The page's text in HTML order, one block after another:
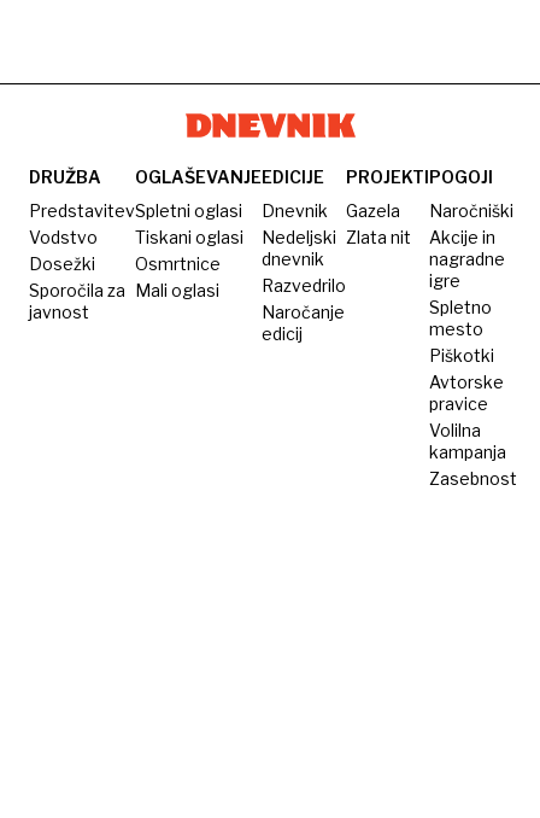
DRUŽBA
Predstavitev
Vodstvo
Dosežki
Sporočila za
javnost
OGLAŠEVANJE
Spletni oglasi
Tiskani oglasi
Osmrtnice
Mali oglasi
EDICIJE
Dnevnik
Nedeljski
dnevnik
Razvedrilo
Naročanje
edicij
PROJEKTI
Gazela
Zlata nit
POGOJI
Naročniški
Akcije in
nagradne
igre
Spletno
mesto
Piškotki
Avtorske
pravice
Volilna
kampanja
Zasebnost